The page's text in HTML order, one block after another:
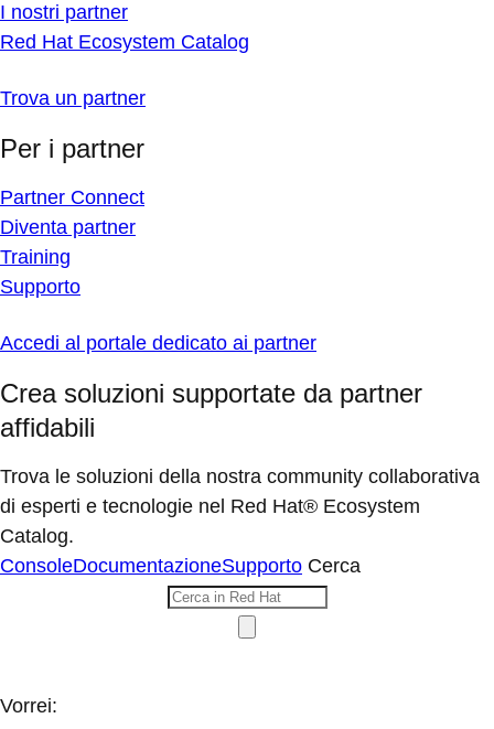
I nostri partner
Red Hat Ecosystem Catalog
Trova un partner
Per i partner
Partner Connect
Diventa partner
Training
Supporto
Accedi al portale dedicato ai partner
Crea soluzioni supportate da partner
affidabili
Trova le soluzioni della nostra community collaborativa
di esperti e tecnologie nel Red Hat® Ecosystem
Catalog.
ConsoleDocumentazioneSupporto Cerca
Vorrei: